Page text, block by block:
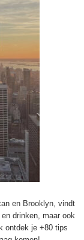
en Brooklyn, vindt
drinken, maar ook
ontdek je +80 tips